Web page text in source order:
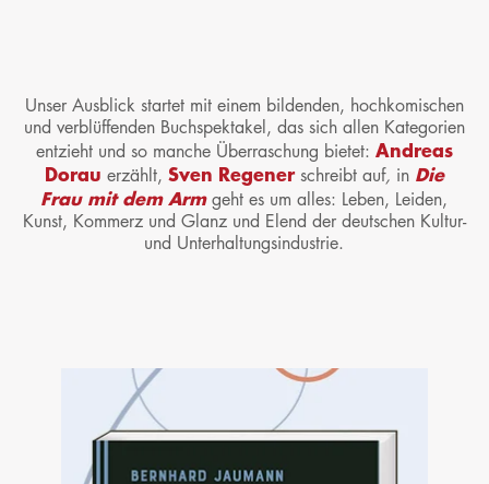
Unser Ausblick startet mit einem bildenden, hochkomischen
und verblüffenden Buchspektakel, das sich allen Kategorien
entzieht und so manche Überraschung bietet: Andreas
Dorau erzählt, Sven Regenerschreibt auf, in Die
Frau mit dem Armgeht es um alles: Leben, Leiden,
Kunst, Kommerz und Glanz und Elend der deutschen Kultur-
und Unterhaltungsindustrie.